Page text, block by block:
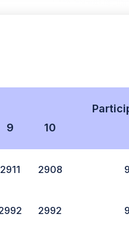
9 10
2911 2908 9
2992 9